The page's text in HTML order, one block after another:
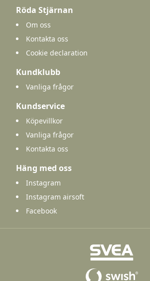
Röda Stjärnan
Om oss
Kontakta oss
Cookie declaration
Kundklubb
Vanliga frågor
Kundservice
Köpevillkor
Vanliga frågor
Kontakta oss
Häng med oss
Instagram
Instagram airsoft
Facebook